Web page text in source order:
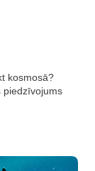
kosmosā?
piedzīvojums